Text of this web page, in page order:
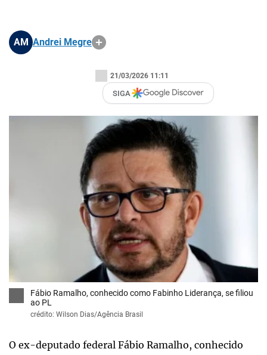
AM Andrei Megre
21/03/2026 11:11
SIGA
Fábio Ramalho, conhecido como Fabinho Liderança, se filiou
ao PL
crédito: Wilson Dias/Agência Brasil
O ex-deputado federal Fábio Ramalho, conhecido